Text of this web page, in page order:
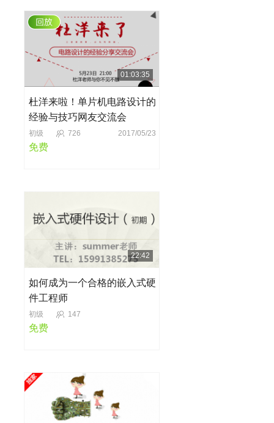
01:03:35
杜洋来啦！单片机电路设计的
经验与技巧网友交流会
初级 726 2017/05/23
免费
22:42
如何成为一个合格的嵌入式硬
件工程师
初级 147
免费